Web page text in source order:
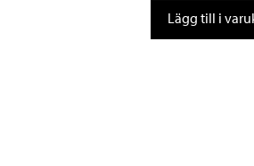
Lazer
Hjälm
Lägg till i